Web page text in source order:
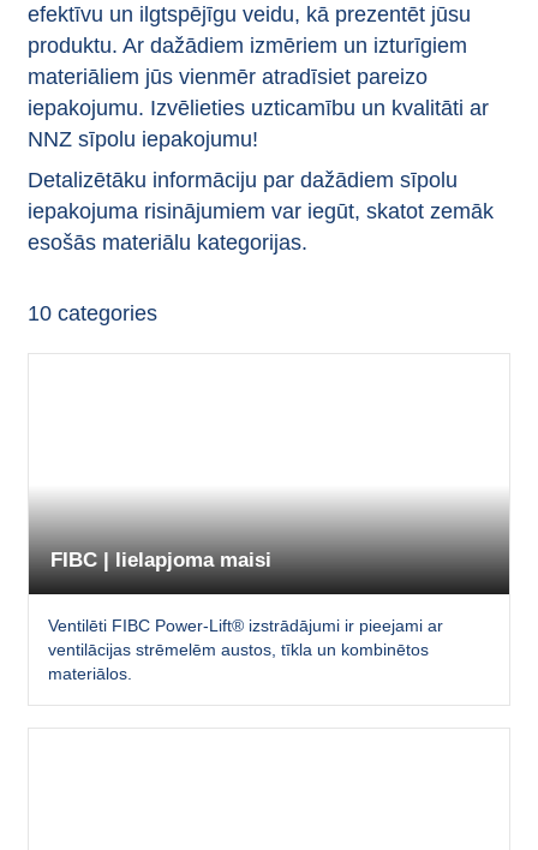
efektīvu un ilgtspējīgu veidu, kā prezentēt jūsu
produktu. Ar dažādiem izmēriem un izturīgiem
materiāliem jūs vienmēr atradīsiet pareizo
iepakojumu. Izvēlieties uzticamību un kvalitāti ar
NNZ sīpolu iepakojumu!
Detalizētāku informāciju par dažādiem sīpolu
iepakojuma risinājumiem var iegūt, skatot zemāk
esošās materiālu kategorijas.
10categories
FIBC | lielapjoma maisi
Ventilēti FIBC Power-Lift® izstrādājumi ir pieejami ar
ventilācijas strēmelēm austos, tīkla un kombinētos
materiālos.